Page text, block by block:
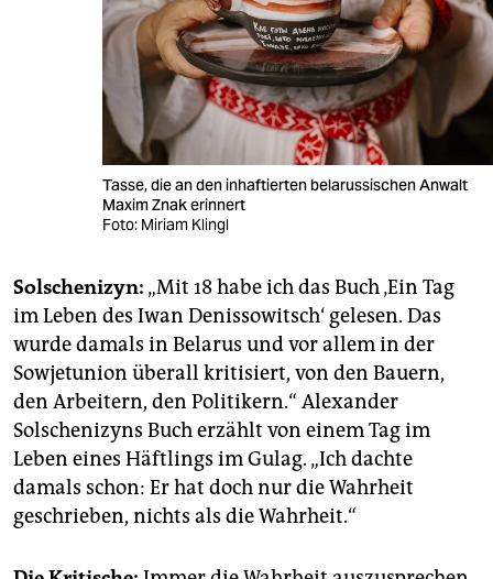
Tasse, die an den inhaftierten belarussischen Anwalt
Maxim Znak erinnert
Foto: Miriam Klingl
Solschenizyn: „Mit 18 habe ich das Buch ‚Ein Tag
im Leben des Iwan Denissowitsch‘ gelesen. Das
wurde damals in Belarus und vor allem in der
Sowjetunion überall kritisiert, von den Bauern,
den Arbeitern, den Politikern.“ Alexander
Solschenizyns Buch erzählt von einem Tag im
Leben eines Häftlings im Gulag. „Ich dachte
damals schon: Er hat doch nur die Wahrheit
geschrieben, nichts als die Wahrheit.“